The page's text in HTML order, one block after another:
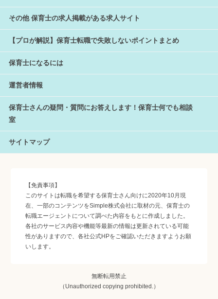
その他 保育士の求人掲載がある求人サイト
【プロが解説】保育士転職で失敗しないポイントまとめ
保育士になるには
運営者情報
保育士さんの疑問・質問にお答えします！保育士何でも相談
室
サイトマップ
【免責事項】
このサイトは転職を希望する保育士さん向けに2020年10月現
在、一部のコンテンツをSimple株式会社に取材の元、保育士の
転職エージェントについて調べた内容をもとに作成しました。
各社のサービス内容や機能等最新の情報は更新されている可能
性がありますので、各社公式HPをご確認いただきますようお願
いします。
無断転用禁止
（Unauthorized copying prohibited.）